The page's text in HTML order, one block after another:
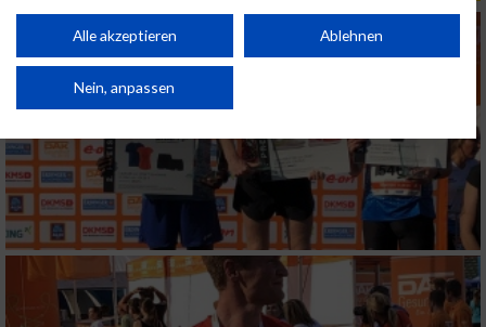
Performance von Inhalten. Analyse von Zielgruppen durch Statistiken oder
Kombinationen von Daten aus verschiedenen Quellen. Entwicklung und
von Inhalten.
Daten können außerhalb der Europäischen Union weitergegeben und in die
Website/App.
Partnerliste anzeigen (1 IAB-Anbieter)
Wir nutzen Ihre Daten für folgende Zwecke:
IAB-Verarbeitungszwecke:
Speichern von oder Zugriff auf Informationen
auf einem Endgerät
Alle akzeptieren Ablehnen
Nein, anpassen